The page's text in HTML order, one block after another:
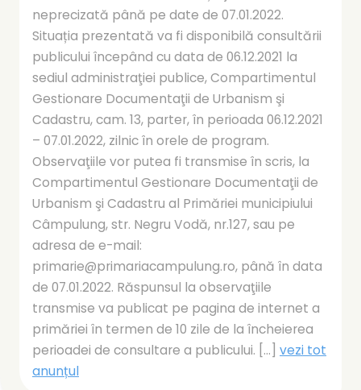
neprecizată până pe date de 07.01.2022.
Situația prezentată va fi disponibilă consultării
publicului începând cu data de 06.12.2021 la
sediul administraţiei publice, Compartimentul
Gestionare Documentaţii de Urbanism şi
Cadastru, cam. 13, parter, în perioada 06.12.2021
– 07.01.2022, zilnic în orele de program.
Observaţiile vor putea fi transmise în scris, la
Compartimentul Gestionare Documentaţii de
Urbanism şi Cadastru al Primăriei municipiului
Câmpulung, str. Negru Vodă, nr.127, sau pe
adresa de e-mail:
primarie@primariacampulung.ro, până în data
de 07.01.2022. Răspunsul la observaţiile
transmise va publicat pe pagina de internet a
primăriei în termen de 10 zile de la încheierea
perioadei de consultare a publicului. [...] vezi tot
anunțul